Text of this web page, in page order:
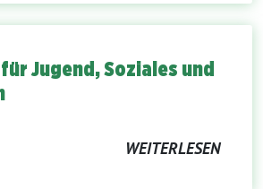
Jugend, Soziales und
WEITERLESEN